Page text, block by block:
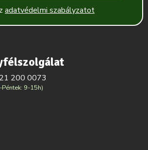
adatvédelmi szabályzatot
200 0073
Péntek: 9-15h)